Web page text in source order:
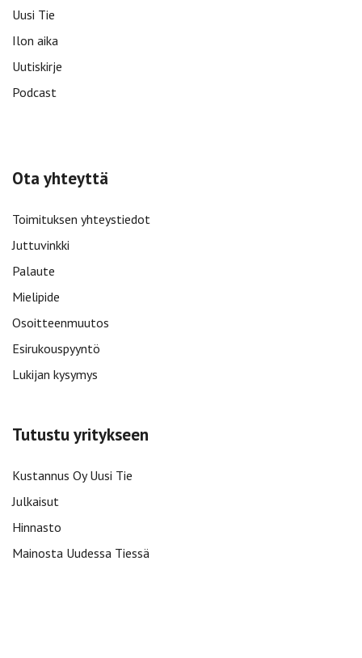
Uusi Tie
Ilon aika
Uutiskirje
Podcast
Ota yhteyttä
Toimituksen yhteystiedot
Juttuvinkki
Palaute
Mielipide
Osoitteenmuutos
Esirukouspyyntö
Lukijan kysymys
Tutustu yritykseen
Kustannus Oy Uusi Tie
Julkaisut
Hinnasto
Mainosta Uudessa Tiessä